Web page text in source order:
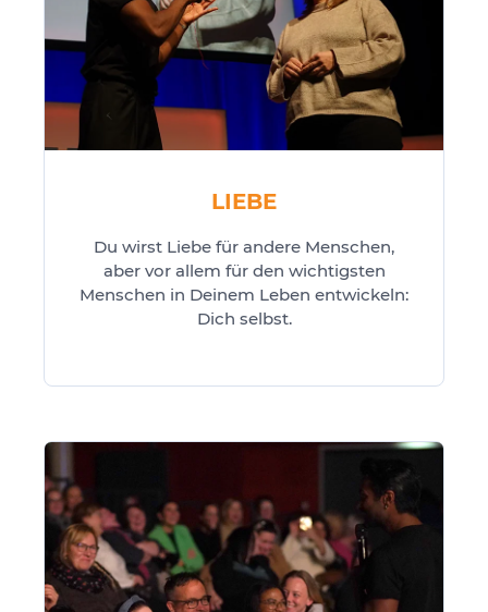
LIEBE
Du wirst Liebe für andere Menschen,
aber vor allem für den wichtigsten
Menschen in Deinem Leben entwickeln:
Dich selbst.